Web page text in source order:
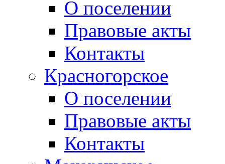
О поселении
Правовые акты
Контакты
Красногорское
О поселении
Правовые акты
Контакты